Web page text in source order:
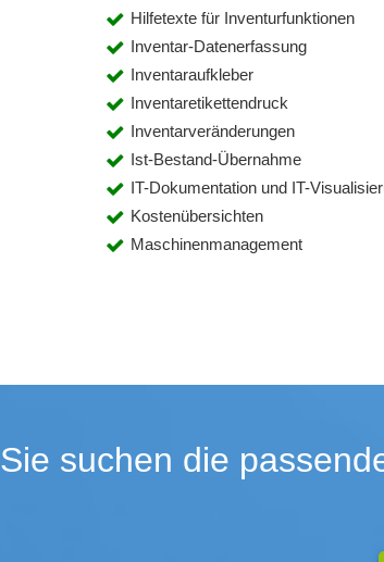
Hilfetexte für Inventurfunktionen
Inventar-Datenerfassung
Inventaraufkleber
Inventaretikettendruck
Inventarveränderungen
Ist-Bestand-Übernahme
IT-Dokumentation und IT-
Kostenübersichten
Maschinenmanagement
Synchronisationsfunktionen
Sie suchen die